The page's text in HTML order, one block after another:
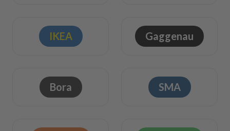
IKEA Gaggenau
Bora SMA